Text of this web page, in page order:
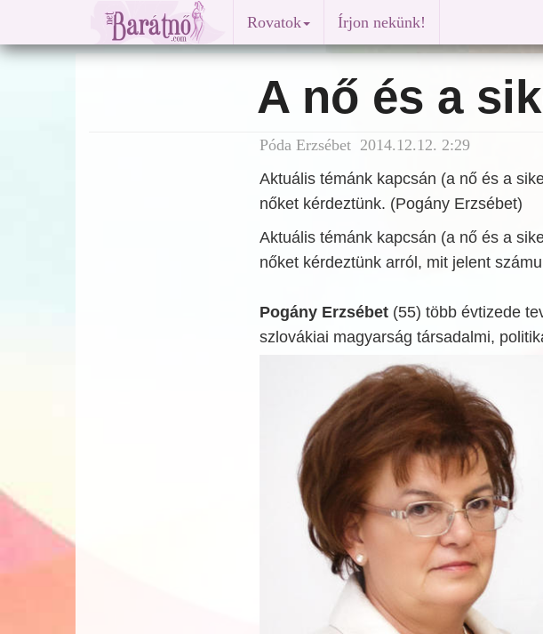
Rovatok Írjon nekünk!
A nő és a
Póda Erzsébet 2014.12.12. 2:29
Aktuális témánk kapcsán (a nő és a
nőket kérdeztünk. (Pogány Erzsébet)
Aktuális témánk kapcsán (a nő és a
nőket kérdeztünk arról, mit jelent
Pogány Erzsébet(55) több évtizede
szlovákiai magyarság társadalmi,